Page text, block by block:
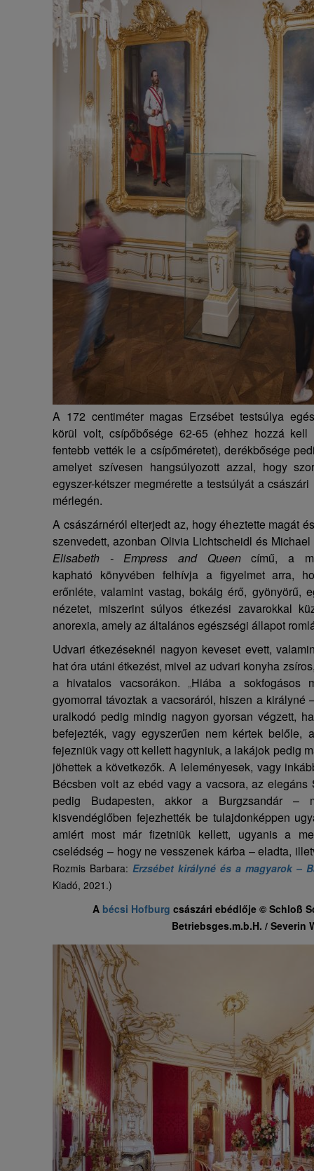
A 172 centiméter magas Erzsébet testsúlya
körül volt, csípőbősége 62-65 (ehhez hozzá
fentebb vették le a csípőméretet), derékbősége
amelyet szívesen hangsúlyozott azzal, hogy
egyszer-kétszer megmérette a testsúlyát a
mérlegén.
A császárnéról elterjedt az, hogy éheztette magát
szenvedett, azonban Olivia Lichtscheidl és
Elisabeth - Empress and Queencímű, a
kapható könyvében felhívja a figyelmet arra,
erőnléte, valamint vastag, bokáig érő, gyönyörű,
nézetet, miszerint súlyos étkezési zavarokkal
anorexia, amely az általános egészségi állapot
Udvari étkezéseknél nagyon keveset evett,
hat óra utáni étkezést, mivel az udvari konyha
a hivatalos vacsorákon. „Hiába a sokfogásos
gyomorral távoztak a vacsoráról, hiszen a királyné
uralkodó pedig mindig nagyon gyorsan végzett,
befejezték, vagy egyszerűen nem kértek
fejezniük vagy ott kellett hagyniuk, a lakájok pedig
jöhettek a következők. A leleményesek, vagy
Bécsben volt az ebéd vagy a vacsora, az elegáns
pedig Budapesten, akkor a Burgzsandár –
kisvendéglőben fejezhették be tulajdonképpen
amiért most már fizetniük kellett, ugyanis a
cselédség – hogy ne vesszenek kárba – eladta,
Rozmis Barbara: Erzsébet királyné és a magyarok –
Kiadó, 2021.)
A bécsi Hofburg császári ebédlője © Schloß
Betriebsges.m.b.H. / Severin